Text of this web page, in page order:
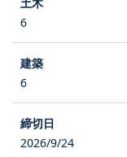
6
6
2026/9/24